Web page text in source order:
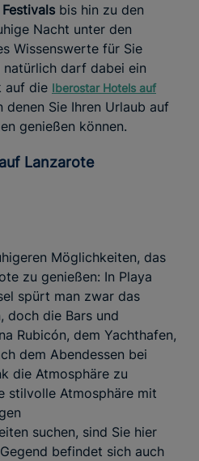
bis hin zu den
Nacht unter den
Wissenswerte für Sie
darf dabei ein
auf die Iberostar Hotels auf
denen Sie Ihren Urlaub auf
genießen können.
Möglichkeiten, das
zu genießen: In Playa
spürt man zwar das
doch die Bars und
Rubicón, dem Yachthafen,
dem Abendessen bei
die Atmosphäre zu
stilvolle Atmosphäre mit
suchen, sind Sie hier
befindet sich auch